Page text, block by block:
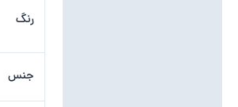
رنگ
جنس